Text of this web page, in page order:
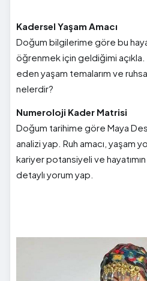
Kadersel Yaşam Amacı
Doğum bilgilerime göre bu
öğrenmek için geldiğimi
eden yaşam temalarım ve
nelerdir?
Numeroloji Kader Matrisi
Doğum tarihime göre Maya
analizi yap. Ruh amacı, yaşam
kariyer potansiyeli ve
detaylı yorum yap.